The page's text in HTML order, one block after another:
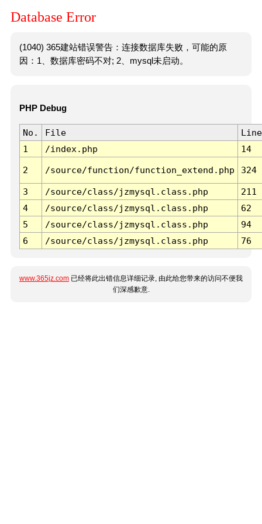
Database Error
(1040) 365建站错误警告：连接数据库失败，可能的原
因：1、数据库密码不对; 2、mysql未启动。
PHP Debug
No. File
Line
1
/index.php 14
2 /source/function/function_extend.php 324
3 /source/class/jzmysql.class.php
211
4
/source/class/jzmysql.class.php
62
5
/source/class/jzmysql.class.php
94
6
/source/class/jzmysql.class.php 76
www.365jz.com 已经将此出错信息详细记录, 由此给您带来的访问不便我
们深感歉意.